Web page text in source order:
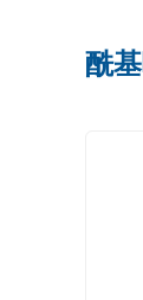
酰